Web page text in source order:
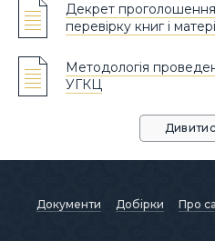
Декрет проголошення
перевірку книг і
Методологія
УГКЦ
Документи Добірки Про